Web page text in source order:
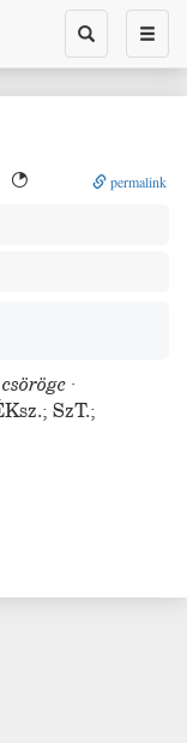
Toggle
search
 permalink
csöröge ·
; SzT.;